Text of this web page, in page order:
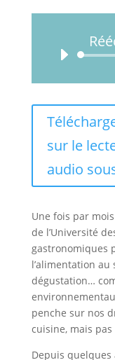
sur le
audio
Une fois par
de l’Université
gastronomiques
l’alimentation
dégustation…
penche sur nos
cuisine, mais
Depuis